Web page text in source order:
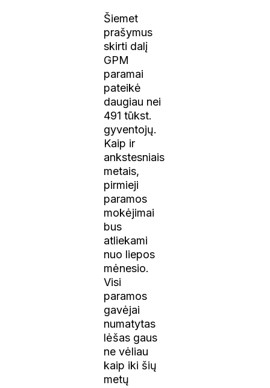
Šiemet
prašymus
skirti dalį
GPM
paramai
pateikė
daugiau nei
491 tūkst.
gyventojų.
Kaip ir
ankstesniais
metais,
pirmieji
paramos
mokėjimai
bus
atliekami
nuo liepos
mėnesio.
Visi
paramos
gavėjai
numatytas
lėšas gaus
ne vėliau
kaip iki šių
metų